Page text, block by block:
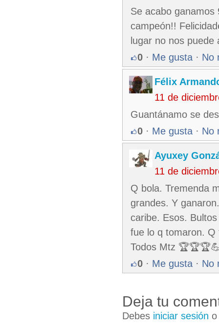
Se acabo
campeón!!
lugar no nos
0 · Me gusta · No
Félix
11 de
Guantánamo se
0 · Me gusta · No
Ayuxey
11 de
Q bola. Tremenda
grandes. Y
caribe. Esos.
fue lo q tomaron. Q
Todos Mtz
0 · Me gusta · No
Deja tu
Debes iniciar sesión